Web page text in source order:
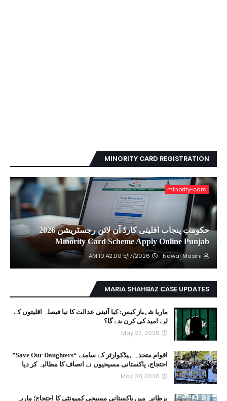
MINORITY CARD REGISTRATION
minority-card
حکومتِ پنجاب اقلیتی کارڈ آن لائن رجسٹریشن 2026
Minority Card Scheme Apply Online Punjab
Nawai Masihi
5/17/2026 10:42:00 AM
MARIA SHAHBAZ CASE UPDATES
ماریا شہباز کیس: کیا آئینی عدالت کا نیا فیصلہ اقلیتوں کے
لیے امید کی کرن بنے گا؟
May 22, 2026
اقوام متحدہ ہیڈکوارٹر کے سامنے “Save Our Daughters”
احتجاج، پاکستانی مسیحیوں نے انصاف کا مطالبہ کر دیا
May 08, 2026
برطانیہ میں پاکستانی مسیحی کمیونٹی کا احتجاج؛ ماریہ